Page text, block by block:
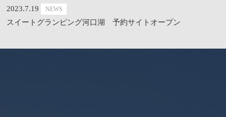
2023.7.19 NEWS
スイートグランピング河口湖 予約サイトオープン